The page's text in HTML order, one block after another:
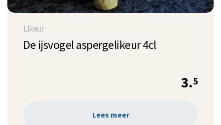
Likeur
De ijsvogel aspergelikeur 4cl
3.5
Lees meer